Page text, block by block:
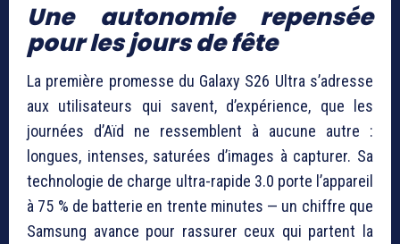
Une autonomie repensée
pour les jours de fête
La première promesse du Galaxy S26 Ultra s’adresse
aux utilisateurs qui savent, d’expérience, que les
journées d’Aïd ne ressemblent à aucune autre :
longues, intenses, saturées d’images à capturer. Sa
technologie de charge ultra-rapide 3.0 porte l’appareil
à 75 % de batterie en trente minutes — un chiffre que
Samsung avance pour rassurer ceux qui partent la